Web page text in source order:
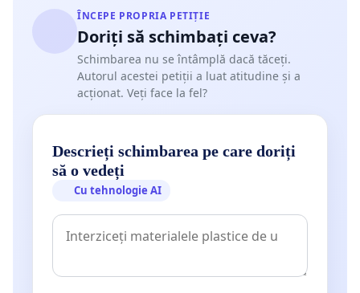
ÎNCEPE PROPRIA PETIȚIE
Doriți să schimbați ceva?
Schimbarea nu se întâmplă dacă tăceți.
Autorul acestei petiții a luat atitudine și a
acționat. Veți face la fel?
Descrieți schimbarea pe care doriți
să o vedeți
Cu tehnologie AI